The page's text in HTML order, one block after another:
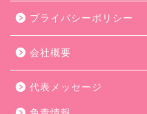
プライバシーポリシー
会社概要
代表メッセージ